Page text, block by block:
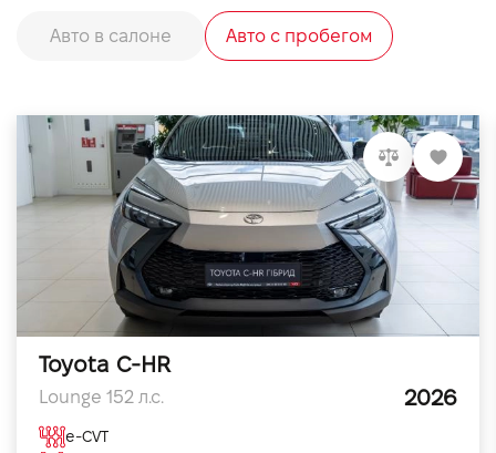
Авто в салоне Авто с пробегом
Toyota C-HR
Lounge 152 л.с. 2026
e-CVT